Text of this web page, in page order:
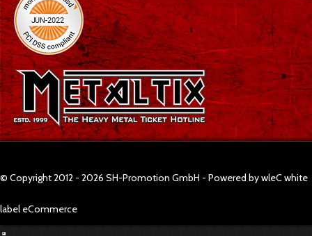
© Copyright 2012 - 2026 SH-Promotion GmbH - Powered by wleC white
label eCommerce